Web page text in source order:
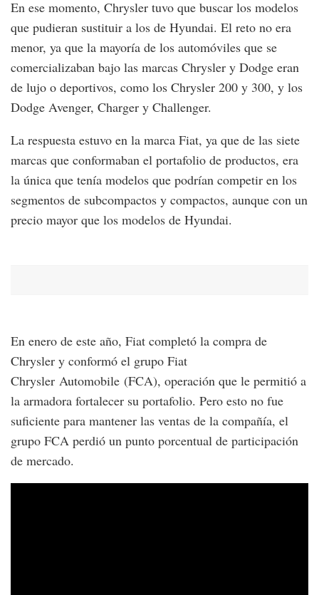
En ese momento, Chrysler tuvo que buscar los modelos
que pudieran sustituir a los de Hyundai. El reto no era
menor, ya que la mayoría de los automóviles que se
comercializaban bajo las marcas Chrysler y Dodge eran
de lujo o deportivos, como los Chrysler 200 y 300, y los
Dodge Avenger, Charger y Challenger.
La respuesta estuvo en la marca Fiat, ya que de las siete
marcas que conformaban el portafolio de productos, era
la única que tenía modelos que podrían competir en los
segmentos de subcompactos y compactos, aunque con un
precio mayor que los modelos de Hyundai.
En enero de este año, Fiat completó la compra de
Chrysler y conformó el grupo Fiat
Chrysler Automobile (FCA), operación que le permitió a
la armadora fortalecer su portafolio. Pero esto no fue
suficiente para mantener las ventas de la compañía, el
grupo FCA perdió un punto porcentual de participación
de mercado.